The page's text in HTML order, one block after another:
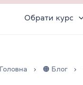
Обрати курс
Головна 🟠 Блог